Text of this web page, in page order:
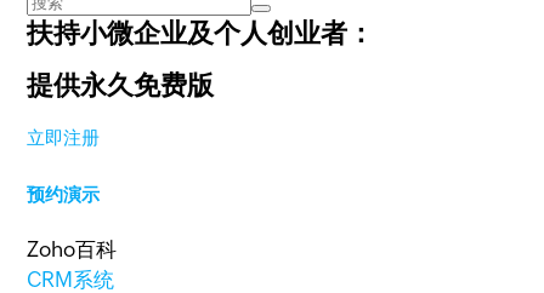
扶持小微企业及个人创业者：
提供永久免费版
立即注册
预约演示
Zoho百科
CRM系统